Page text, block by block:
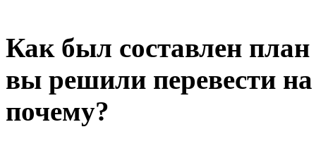
Как был составлен
вы решили перевести
почему?